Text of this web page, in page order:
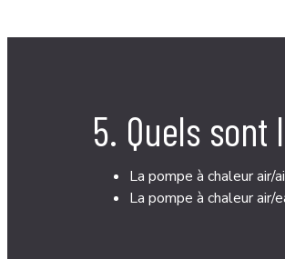
5. Quels
La pompe à chaleur
La pompe à chaleur air/